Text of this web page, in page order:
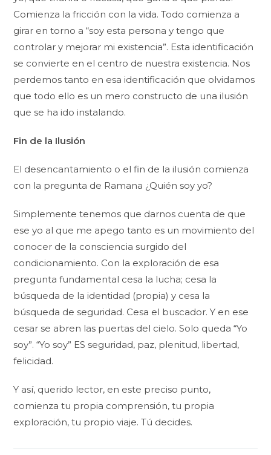
Comienza la fricción con la vida. Todo comienza a
girar en torno a “soy esta persona y tengo que
controlar y mejorar mi existencia”. Esta identificación
se convierte en el centro de nuestra existencia. Nos
perdemos tanto en esa identificación que olvidamos
que todo ello es un mero constructo de una ilusión
que se ha ido instalando.
Fin de la Ilusión
El desencantamiento o el fin de la ilusión comienza
con la pregunta de Ramana ¿Quién soy yo?
Simplemente tenemos que darnos cuenta de que
ese yo al que me apego tanto es un movimiento del
conocer de la consciencia surgido del
condicionamiento. Con la exploración de esa
pregunta fundamental cesa la lucha; cesa la
búsqueda de la identidad (propia) y cesa la
búsqueda de seguridad. Cesa el buscador. Y en ese
cesar se abren las puertas del cielo. Solo queda “Yo
soy”. “Yo soy” ES seguridad, paz, plenitud, libertad,
felicidad.
Y así, querido lector, en este preciso punto,
comienza tu propia comprensión, tu propia
exploración, tu propio viaje. Tú decides.